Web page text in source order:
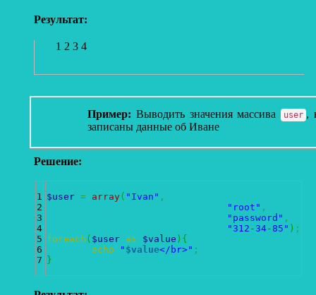
Результат:
1 2 3 4
Пример: Выводить значения массива user ,
записаны данные об Иване
Решение:
1
2
3
4
5
6
$user = array( "Ivan" ,
"root" ,
"password" ,
"312-34-85" ) ;
foreach ( $user as $value ) {
echo
" $value</br>" ;
}